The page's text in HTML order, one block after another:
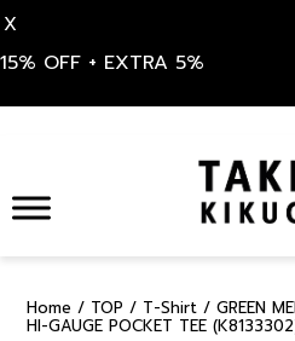
X
15% OFF + EXTRA 5%
content
Home / TOP / T-Shirt / GREEN
HI-GAUGE POCKET TEE